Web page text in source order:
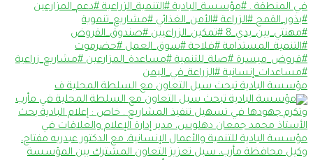
مؤسسة البادية تبحث سبل التعاون مع السلطة المحلية ف